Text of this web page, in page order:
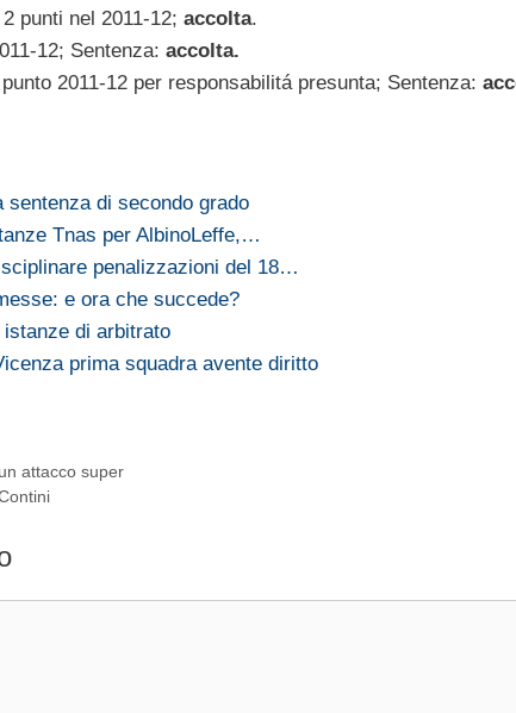
punti nel 2011-12; accolta.
12; Sentenza: accolta.
2011-12 per responsabilitá presunta; Sentenza:
di secondo grado
Tnas per AlbinoLeffe,…
penalizzazioni del 18…
e ora che succede?
di arbitrato
prima squadra avente diritto
attacco super